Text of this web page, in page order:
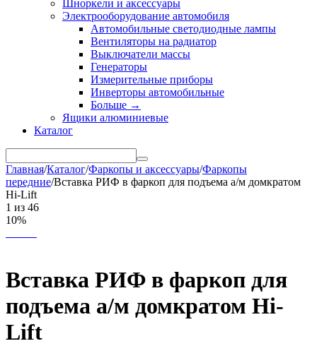
Шноркели и аксессуары
Электрооборудование автомобиля
Автомобильные светодиодные лампы
Вентиляторы на радиатор
Выключатели массы
Генераторы
Измерительные приборы
Инверторы автомобильные
Больше →
Ящики алюминиевые
Каталог
Главная/Каталог/Фаркопы и аксессуары/Фаркопы
передние/Вставка РИФ в фаркоп для подъема а/м домкратом
Hi-Lift
1 из 46
10%
Вставка РИФ в фаркоп для
подъема а/м домкратом Hi-
Lift